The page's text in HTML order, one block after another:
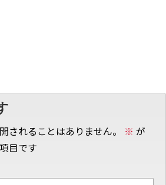
されることはありません。 ※ が
目です